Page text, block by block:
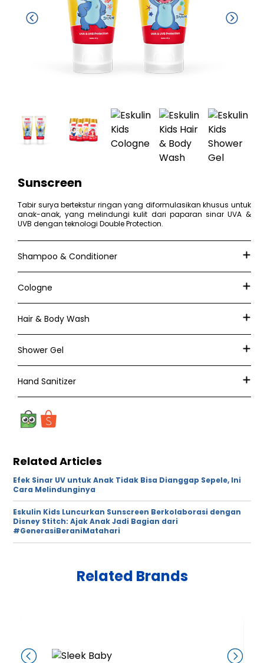
Sunscreen
Tabir surya bertekstur ringan yang diformulasikan khusus untuk
anak-anak, yang melindungi kulit dari paparan sinar UVA &
UVB dengan teknologi Double Protection.
Shampoo & Conditioner
Cologne
Hair & Body Wash
Shower Gel
Hand Sanitizer
Related Articles
Efek Sinar UV untuk Anak Tidak Bisa Dianggap Sepele, Ini
Cara Melindunginya
Eskulin Kids Luncurkan Sunscreen Berkolaborasi dengan
Disney Stitch: Ajak Anak Jadi Bagian dari
#GenerasiBeraniMatahari
Related Brands